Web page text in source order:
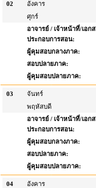
02
อังคาร
ศุกร์
อาจารย์ / เจ้าหน้าที่/เอก
ประกอบการสอน:
ผู้คุมสอบกลางภาค:
สอบปลายภาค:
ผู้คุมสอบปลายภาค:
03
จันทร์
พฤหัสบดี
อาจารย์ / เจ้าหน้าที่/เอก
ประกอบการสอน:
ผู้คุมสอบกลางภาค:
สอบปลายภาค:
ผู้คุมสอบปลายภาค:
04
อังคาร